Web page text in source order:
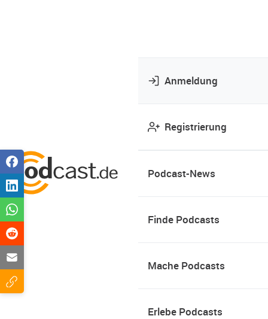
Anmeldung
Registrierung
Podcast-News
Finde Podcasts
Mache Podcasts
Erlebe Podcasts